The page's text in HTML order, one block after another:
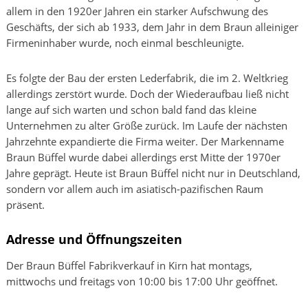
allem in den 1920er Jahren ein starker Aufschwung des
Geschäfts, der sich ab 1933, dem Jahr in dem Braun alleiniger
Firmeninhaber wurde, noch einmal beschleunigte.
Es folgte der Bau der ersten Lederfabrik, die im 2. Weltkrieg
allerdings zerstört wurde. Doch der Wiederaufbau ließ nicht
lange auf sich warten und schon bald fand das kleine
Unternehmen zu alter Größe zurück. Im Laufe der nächsten
Jahrzehnte expandierte die Firma weiter. Der Markenname
Braun Büffel wurde dabei allerdings erst Mitte der 1970er
Jahre geprägt. Heute ist Braun Büffel nicht nur in Deutschland,
sondern vor allem auch im asiatisch-pazifischen Raum
präsent.
Adresse und Öffnungszeiten
Der Braun Büffel Fabrikverkauf in Kirn hat montags,
mittwochs und freitags von 10:00 bis 17:00 Uhr geöffnet.